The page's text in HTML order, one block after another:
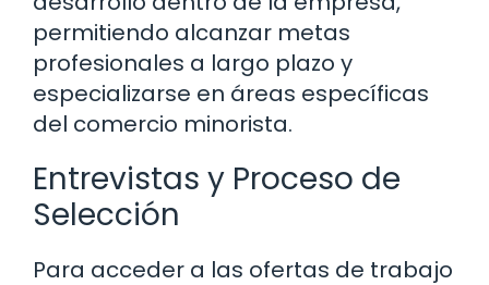
permitiendo alcanzar metas
profesionales a largo plazo y
especializarse en áreas específicas
del comercio minorista.
Entrevistas y Proceso de
Selección
Para acceder a las ofertas de trabajo